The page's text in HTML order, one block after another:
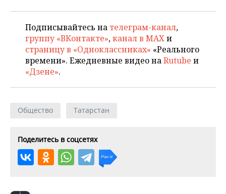
Подписывайтесь на телеграм-канал,
группу «ВКонтакте»,канал в MAXи
страницу в «Одноклассниках» «Реального
времени». Ежедневные видео наRutube и
«Дзене».
Общество Татарстан
Поделитесь в соцсетях